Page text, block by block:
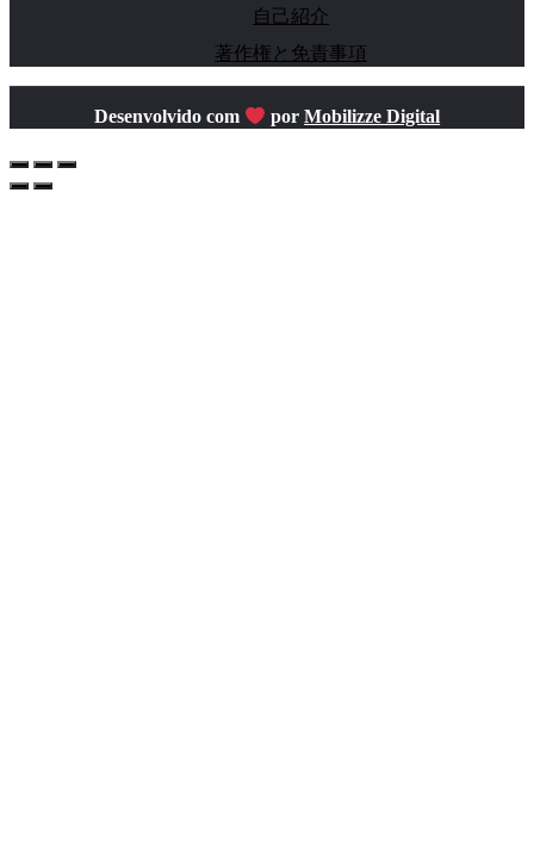
自己紹介
著作権と免責事項
Desenvolvido com porMobilizze Digital